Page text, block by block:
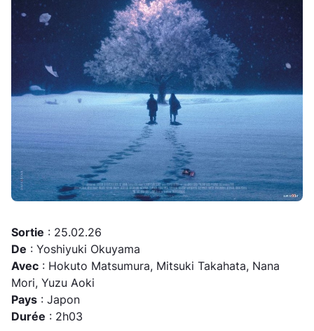
Sortie : 25.02.26
De : Yoshiyuki Okuyama
Avec : Hokuto Matsumura, Mitsuki Takahata, Nana
Mori, Yuzu Aoki
Pays : Japon
Durée : 2h03